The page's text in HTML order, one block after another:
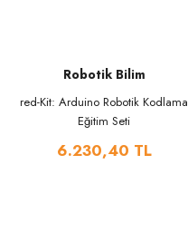
Robotik Bilim
red-Kit: Arduino Robotik Kodlama
Eğitim Seti
6.230,40 TL